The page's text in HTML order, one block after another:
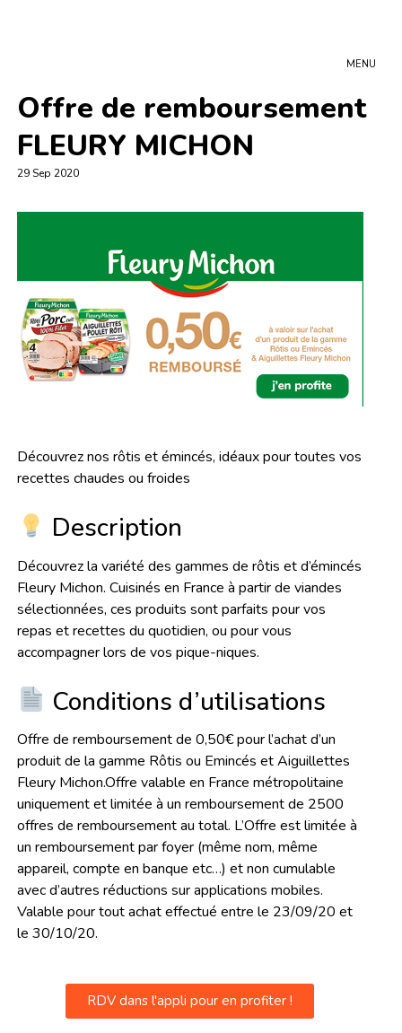
MENU
Offre de remboursement
FLEURY MICHON
29 Sep 2020
Découvrez nos rôtis et émincés, idéaux pour toutes vos
recettes chaudes ou froides
Description
Découvrez la variété des gammes de rôtis et d’émincés
Fleury Michon. Cuisinés en France à partir de viandes
sélectionnées, ces produits sont parfaits pour vos
repas et recettes du quotidien, ou pour vous
accompagner lors de vos pique-niques.
Conditions d’utilisations
Offre de remboursement de 0,50€ pour l’achat d’un
produit de la gamme Rôtis ou Emincés et Aiguillettes
Fleury Michon.Offre valable en France métropolitaine
uniquement et limitée à un remboursement de 2500
offres de remboursement au total. L’Offre est limitée à
un remboursement par foyer (même nom, même
appareil, compte en banque etc…) et non cumulable
avec d’autres réductions sur applications mobiles.
Valable pour tout achat effectué entre le 23/09/20 et
le 30/10/20.
RDV dans l'appli pour en profiter !